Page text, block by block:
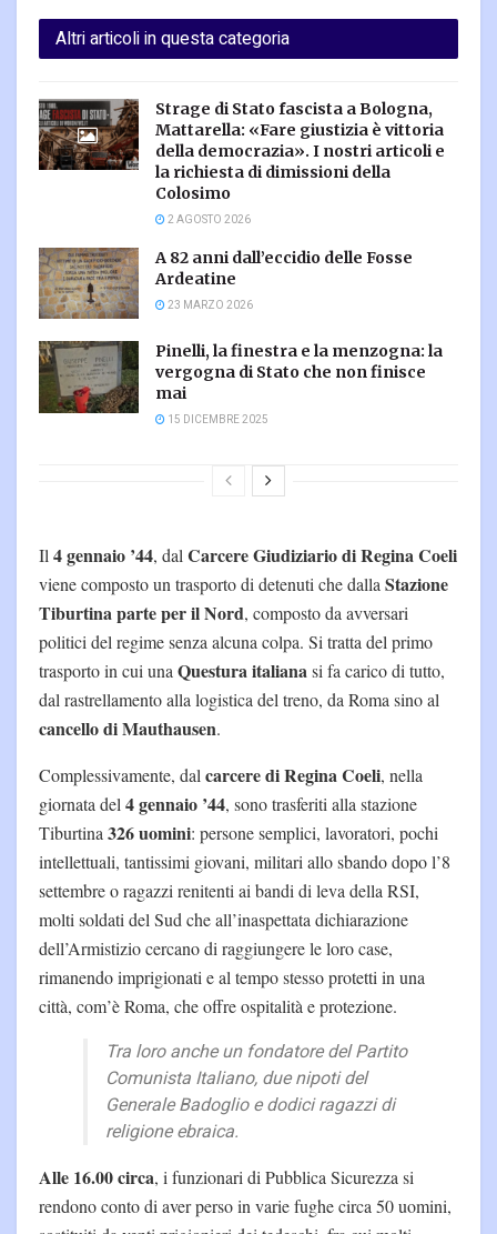
Altri articoli in questa categoria
Strage di Stato fascista a Bologna,
Mattarella: «Fare giustizia è vittoria
della democrazia». I nostri articoli e
la richiesta di dimissioni della
Colosimo
2 AGOSTO 2026
A 82 anni dall’eccidio delle Fosse
Ardeatine
23 MARZO 2026
Pinelli, la finestra e la menzogna: la
vergogna di Stato che non finisce
mai
15 DICEMBRE 2025
Il4 gennaio ’44, dalCarcere Giudiziario di Regina Coeli
viene composto un trasporto di detenuti che dallaStazione
Tiburtina parte per il Nord, composto da avversari
politici del regime senza alcuna colpa. Si tratta del primo
trasporto in cui unaQuestura italianasi fa carico di tutto,
dal rastrellamento alla logistica del treno, da Roma sino al
cancello di Mauthausen.
Complessivamente, dalcarcere di Regina Coeli, nella
giornata del4 gennaio ’44, sono trasferiti alla stazione
Tiburtina326 uomini: persone semplici, lavoratori, pochi
intellettuali, tantissimi giovani, militari allo sbando dopo l’8
settembre o ragazzi renitenti ai bandi di leva della RSI,
molti soldati del Sud che all’inaspettata dichiarazione
dell’Armistizio cercano di raggiungere le loro case,
rimanendo imprigionati e al tempo stesso protetti in una
città, com’è Roma, che offre ospitalità e protezione.
Tra loro anche un fondatore del Partito
Comunista Italiano, due nipoti del
Generale Badoglio e dodici ragazzi di
religione ebraica.
Alle 16.00 circa, i funzionari di Pubblica Sicurezza si
rendono conto di aver perso in varie fughe circa 50 uomini,